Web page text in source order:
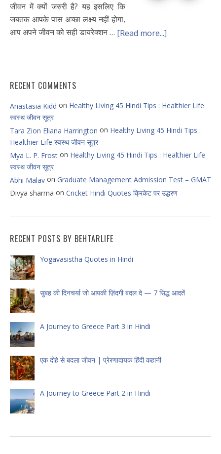
जीवन में क्यों जरुरी है? यह इसलिए कि
जबतक आपके पास अच्छा लक्ष्य नहीं होगा,
आप अपने जीवन को सही डायरेक्शन … [Read more...]
RECENT COMMENTS
Anastasia Kidd on Healthy Living 45 Hindi Tips : Healthier Life
स्वस्थ जीवन सूत्र
Tara Zion Eliana Harrington on Healthy Living 45 Hindi Tips :
Healthier Life स्वस्थ जीवन सूत्र
Mya L. P. Frost on Healthy Living 45 Hindi Tips : Healthier Life
स्वस्थ जीवन सूत्र
Abhi Malav on Graduate Management Admission Test – GMAT
Divya sharma on Cricket Hindi Quotes क्रिकेट पर उद्धरण
RECENT POSTS BY BEHTARLIFE
Yogavasistha Quotes in Hindi
सुबह की दिनचर्या जो आपकी ज़िंदगी बदल दे — 7 सिद्ध आदतें
A Journey to Greece Part 3 in Hindi
एक दोहे से बदला जीवन | प्रेरणादायक हिंदी कहानी
A Journey to Greece Part 2 in Hindi